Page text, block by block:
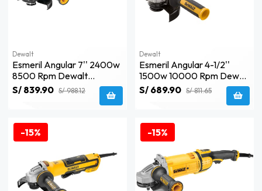
Dewalt
Esmeril Angular 7'' 2400w
8500 Rpm Dewalt
Dwe4557-B2
S/ 839.90 S/ 988.12
Dewalt
Esmeril Angular 4-1/2''
1500w 10000 Rpm Dewalt
Dwe4336-B2
S/ 689.90 S/ 811.65
-15% -15%